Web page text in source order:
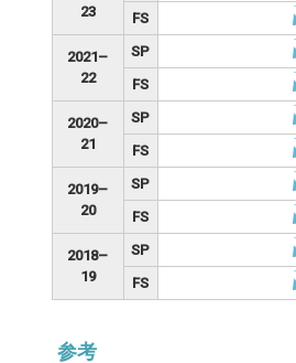
23
FS
2021–
22
SP
FS
2020–
21
SP
FS
2019–
20
SP
FS
2018–
19
SP
FS
参考